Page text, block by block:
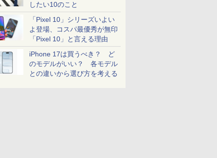
したい10のこと
「Pixel 10」シリーズいよい
よ登場、コスパ最優秀が無印
「Pixel 10」と言える理由
iPhone 17は買うべき？ ど
のモデルがいい？ 各モデル
との違いから選び方を考える